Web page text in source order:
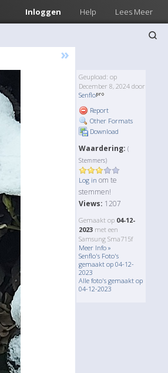
Inloggen Help Lees Meer
»
Geupload: op
December 8, 2024 door
Senflo
Report
Other Formats
Download
Waardering: (
Stemmers)
Log in om te
stemmen!
Views: 1207
Gemaakt op 04-12-
2023 met een
Samsung Sma715f
Meer Info »
Senflo's Foto's
gemaakt op 04-12-
2023
Alle foto's gemaakt op
04-12-2023